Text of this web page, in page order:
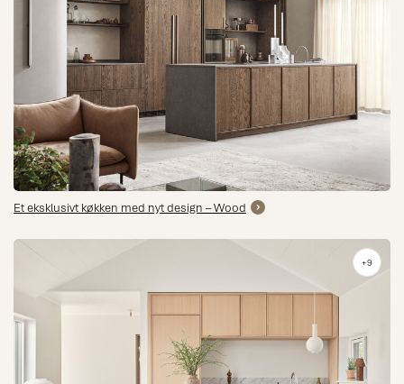
Et eksklusivt køkken med nyt design – Wood
+9